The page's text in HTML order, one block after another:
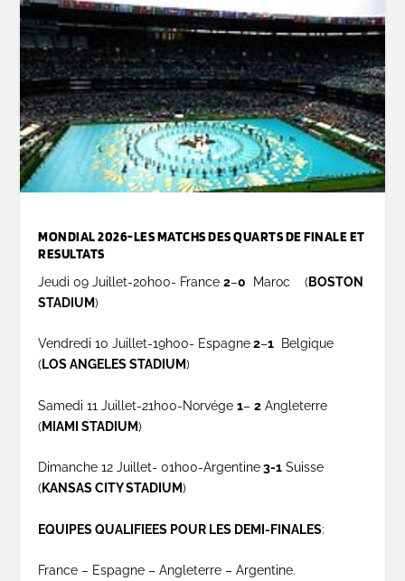
MONDIAL 2026-LES MATCHS DES QUARTS DE FINALE ET
RESULTATS
Jeudi 09 Juillet-20h00- France2–0 Maroc (BOSTON
STADIUM)
Vendredi 10 Juillet-19h00- Espagne2–1 Belgique
(LOS ANGELES STADIUM)
Samedi 11 Juillet-21h00-Norvége1–2 Angleterre
(MIAMI STADIUM)
Dimanche 12 Juillet- 01h00-Argentine3-1 Suisse
(KANSAS CITY STADIUM)
EQUIPES QUALIFIEES POUR LES DEMI-FINALES:
France – Espagne – Angleterre – Argentine.